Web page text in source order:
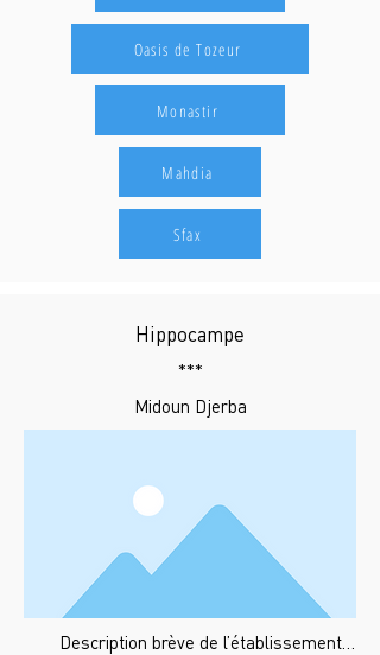
Oasis de Tozeur
Monastir
Mahdia
Sfax
Hippocampe
***
Midoun Djerba
Description brève de l’établissement…